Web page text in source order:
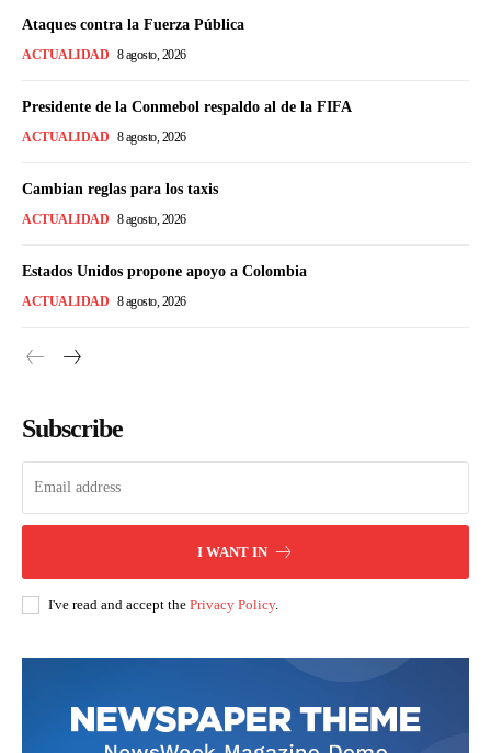
Ataques contra la Fuerza Pública
ACTUALIDAD 8 agosto, 2026
Presidente de la Conmebol respaldo al de la FIFA
ACTUALIDAD 8 agosto, 2026
Cambian reglas para los taxis
ACTUALIDAD 8 agosto, 2026
Estados Unidos propone apoyo a Colombia
ACTUALIDAD 8 agosto, 2026
Subscribe
I WANT IN
I've read and accept the Privacy Policy.